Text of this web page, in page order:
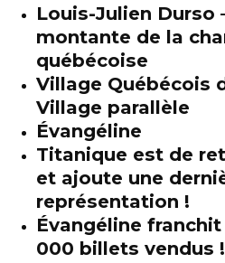
Louis-Julien Durso
montante de la
québécoise
Village Québécois
Village parallèle
Évangéline
Titanique est de
et ajoute une
représentation !
Évangéline
000 billets vendus !